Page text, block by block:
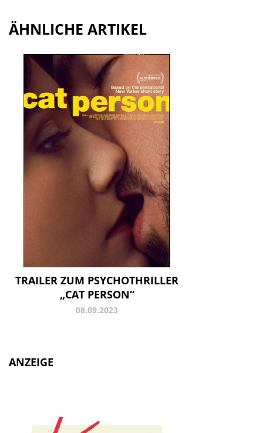
ÄHNLICHE ARTIKEL
TRAILER ZUM PSYCHOTHRILLER
„CAT PERSON“
08.09.2023
ANZEIGE